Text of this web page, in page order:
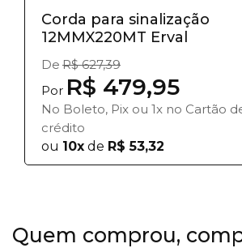
Corda para sinalização
12MMX220MT Erval
De R$ 627,39
Por R$ 479,95
No Boleto, Pix ou 1x no Cartão
crédito
ou 10x de R$ 53,32
Quem comprou,